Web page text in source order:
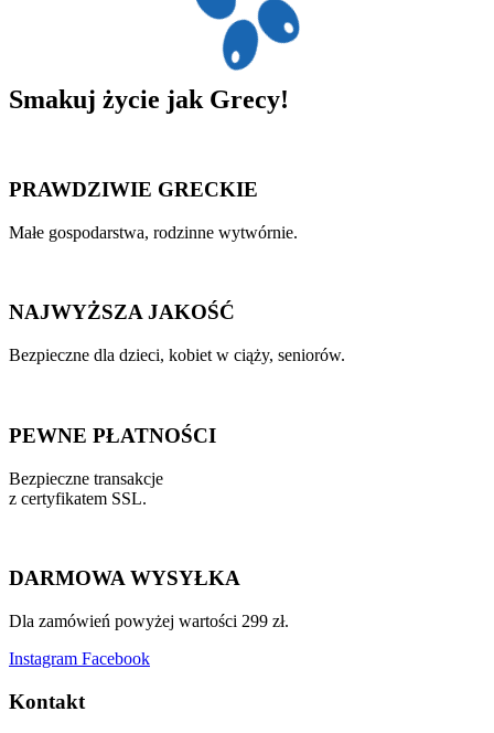
Smakuj życie jak Grecy!
PRAWDZIWIE GRECKIE
Małe gospodarstwa, rodzinne wytwórnie.
NAJWYŻSZA JAKOŚĆ
Bezpieczne dla dzieci, kobiet w ciąży, seniorów.
PEWNE PŁATNOŚCI
Bezpieczne transakcje
z certyfikatem SSL.
DARMOWA WYSYŁKA
Dla zamówień powyżej wartości 299 zł.
Instagram Facebook
Kontakt